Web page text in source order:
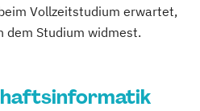
Vollzeitstudium erwartet,
dem Studium widmest.